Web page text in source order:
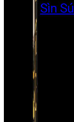
Sìn Sú